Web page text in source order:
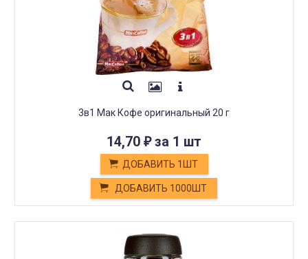
3в1 Мак Кофе оригинальный 20 г
14,70 ₽за 1 шт
ДОБАВИТЬ 1ШТ
ДОБАВИТЬ 1000ШТ